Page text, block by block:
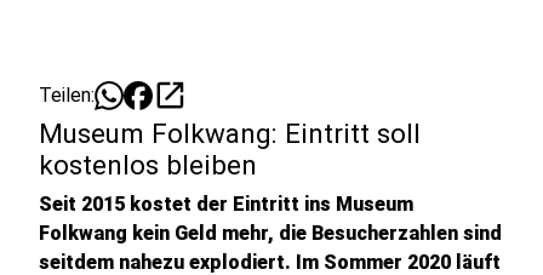
Teilen: open_in_new
Museum Folkwang: Eintritt soll
kostenlos bleiben
Seit 2015 kostet der Eintritt ins Museum
Folkwang kein Geld mehr, die Besucherzahlen sind
seitdem nahezu explodiert. Im Sommer 2020 läuft